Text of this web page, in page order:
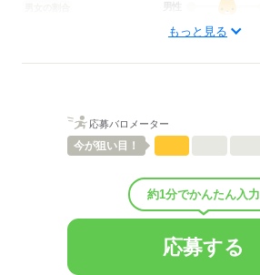
男性
配属先部署：
もっと見る
応募バロメーター
今が狙い目！
約1分でかんたん入力
応募する